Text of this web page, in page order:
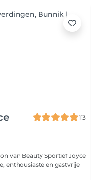
113
van Beauty Sportief Joyce
enthousiaste en gastvrije